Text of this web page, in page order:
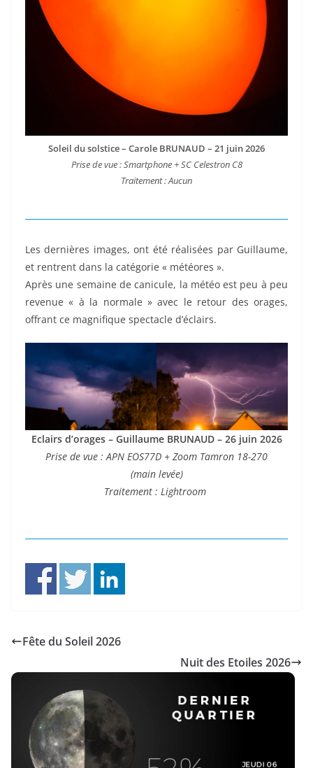
Soleil du solstice – Carole BRUNAUD – 21 juin 2026
Prise de vue : Smartphone + SC Celestron C8
Traitement : Aucun
Les dernières images, ont été réalisées par Guillaume,
et rentrent dans la catégorie « météores ».
Après une semaine de canicule, la météo est peu à peu
revenue « à la normale » avec le retour des orages,
offrant ce magnifique spectacle d’éclairs.
Eclairs d’orages – Guillaume BRUNAUD – 26 juin 2026
Prise de vue : APN EOS77D + Zoom Tamron 18-270
(main levée)
Traitement : Lightroom
Fête du Soleil 2026
Nuit des Etoiles 2026